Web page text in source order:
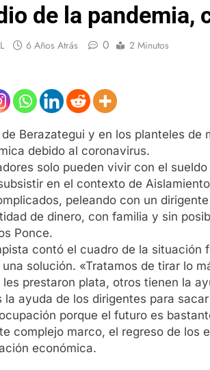
de la
6 Años Atrás 0 2 Minutos
Berazategui y en los planteles
debido al coronavirus.
solo pueden vivir con el
en el contexto de
peleando con un
de dinero, con familia y sin
Ponce.
contó el cuadro de la
solución. «Tratamos de tirar lo
les prestaron plata, otros tienen la
la ayuda de los dirigentes para
porque el futuro es
complejo marco, el regreso de
económica.